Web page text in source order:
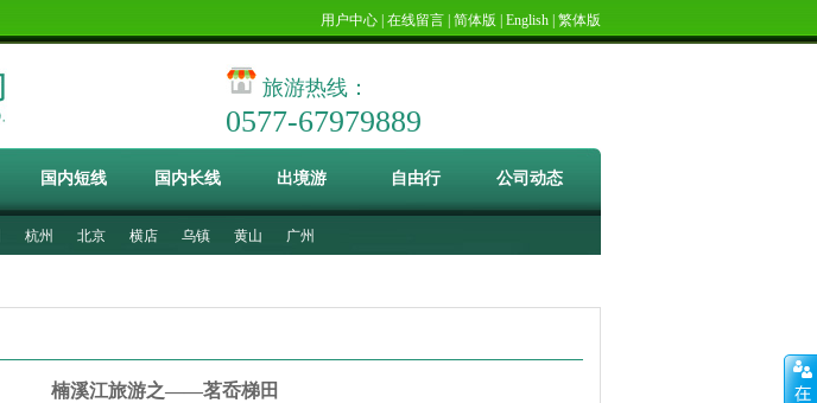
用户中心 在线留言 简体版 English 繁体版
旅游热线：
0577-67979889
国内短线 国内长线 出境游 自由行 公司动态
杭州 北京 横店 乌镇 黄山 广州
楠溪江旅游之——茗岙梯田